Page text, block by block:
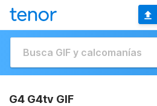
G4 G4tv GIF